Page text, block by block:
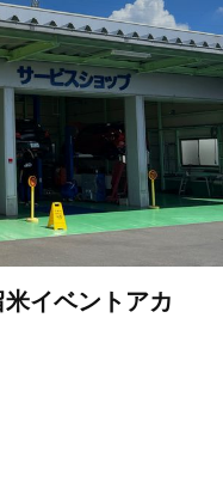
イベントアカ